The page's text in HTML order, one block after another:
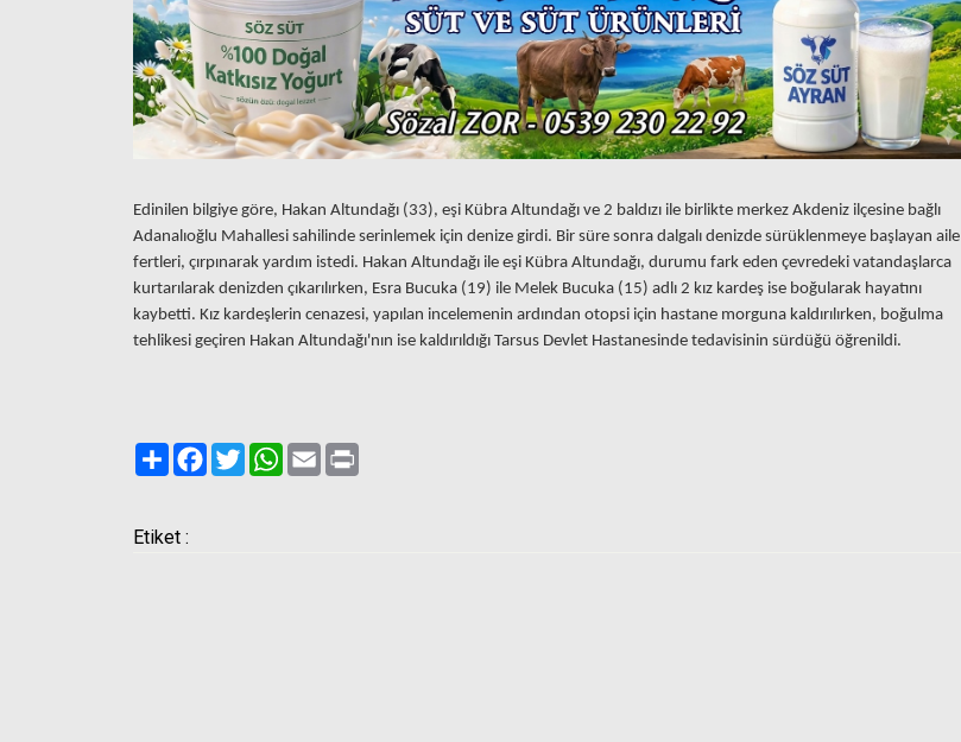
Edinilen bilgiye göre, Hakan Altundağı (33), eşi Kübra Altundağı ve 2 baldızı ile birlikte merkez Akdeniz ilçesine bağlı
Adanalıoğlu Mahallesi sahilinde serinlemek için denize girdi. Bir süre sonra dalgalı denizde sürüklenmeye başlayan aile
fertleri, çırpınarak yardım istedi. Hakan Altundağı ile eşi Kübra Altundağı, durumu fark eden çevredeki vatandaşlarca
kurtarılarak denizden çıkarılırken, Esra Bucuka (19) ile Melek Bucuka (15) adlı 2 kız kardeş ise boğularak hayatını
kaybetti. Kız kardeşlerin cenazesi, yapılan incelemenin ardından otopsi için hastane morguna kaldırılırken, boğulma
tehlikesi geçiren Hakan Altundağı'nın ise kaldırıldığı Tarsus Devlet Hastanesinde tedavisinin sürdüğü öğrenildi.
PaylaşFacebook
Twitter
WhatsApp
Email
Etiket :